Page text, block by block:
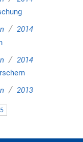
/ 2014
/ 2014
/ 2013